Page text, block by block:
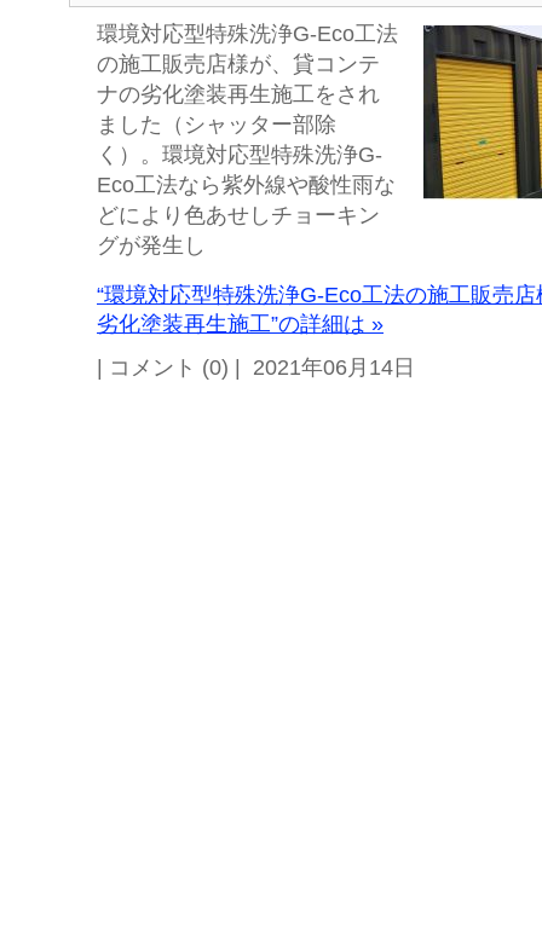
環境対応型特殊洗浄G-Eco工法
の施工販売店様が、貸コンテ
ナの劣化塗装再生施工をされ
ました（シャッター部除
く）。環境対応型特殊洗浄G-
Eco工法なら紫外線や酸性雨な
どにより色あせしチョーキン
グが発生し
“環境対応型特殊洗浄G-Eco工法の施工販売
劣化塗装再生施工”の詳細は »
| コメント (0) | 2021年06月14日